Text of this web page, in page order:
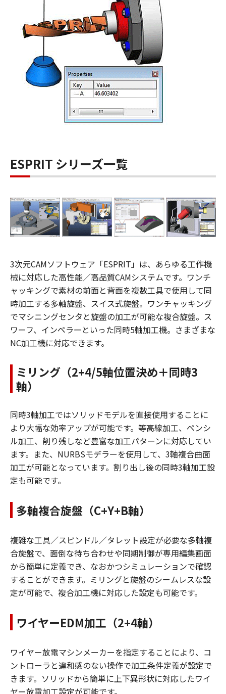
ESPRIT シリーズ一覧
3次元CAMソフトウェア「ESPRIT」は、あらゆる工作機
械に対応した高性能／高品質CAMシステムです。ワンチ
ャッキングで素材の前面と背面を複数工具で使用して同
時加工する多軸旋盤、スイス式旋盤。ワンチャッキング
でマシニングセンタと旋盤の加工が可能な複合旋盤。ス
ワーフ、インペラーといった同時5軸加工機。さまざまな
NC加工機に対応できます。
ミリング（2+4/5軸位置決め＋同時3
軸）
同時3軸加工ではソリッドモデルを直接使用することに
より大幅な効率アップが可能です。等高線加工、ペンシ
ル加工、削り残しなど豊富な加工パターンに対応してい
ます。また、NURBSモデラーを使用して、3軸複合曲面
加工が可能となっています。割り出し後の同時3軸加工設
定も可能です。
多軸複合旋盤（C+Y+B軸）
複雑な工具／スピンドル／タレット設定が必要な多軸複
合旋盤で、面倒な待ち合わせや同期制御が専用編集画面
から簡単に定義でき、なおかつシミュレーションで確認
することができます。ミリングと旋盤のシームレスな設
定が可能で、複合加工機に対応した設定も可能です。
ワイヤーEDM加工（2+4軸）
ワイヤー放電マシンメーカーを指定することにより、コ
ントローラと違和感のない操作で加工条件定義が設定で
きます。ソリッドから簡単に上下異形状に対応したワイ
ヤー放電加工設定が可能です。